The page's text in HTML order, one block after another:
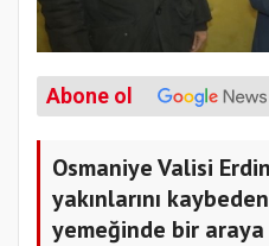
Abone ol
Osmaniye Valisi
yakınlarını
yemeğinde bir